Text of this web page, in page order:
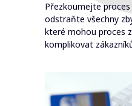
Přezkoumejte
odstraňte všechny
které mohou proces
komplikovat